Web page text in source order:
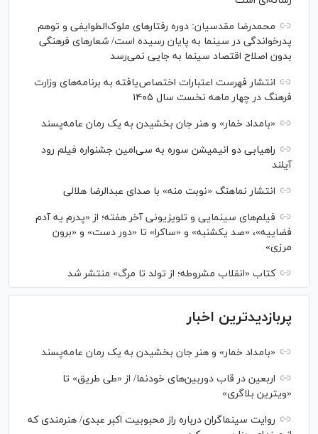
محمدرضا مقدسیان: دوره رفتارهای ملوک‌الطوایفی و توهم
پدرخواندگی در سینما به پایان رسیده است/ شعارهای فرهنگی
بدون اصلاح اقتصاد سینما به جایی نمی‌رسد
انتشار فهرست اعتبارات اختصاص‌یافته به برنامه‌های وزارت
فرهنگ در چهار ماهه نخست سال ۱۴۰۵
«بامداد خمار» و هنر جان بخشیدن به یک رمان عامه‌پسند
راهیابی دو انیمیشن سوره به سی‌امین جشنواره فیلم رود
آیلند
انتشار نماهنگ «نوبت منه» با صدای عبدالرضا هلالی
فیلم‌های سینمایی و تلویزیونی آخر هفته؛ از «پدرم یه آدم
فضاییه»، «صد یکشنبه» و «ساکرا» تا «دور دست» و «برون
مرزی»
کتاب «انقلاب مشروطه؛ از تولد تا مرگ» منتشر شد
پربازدیدترین اخبار
«بامداد خمار» و هنر جان بخشیدن به یک رمان عامه‌پسند
اربعین در قاب دوربین‌های خودنما/ از «طی طریق» تا
«ویترین بلاگری»
روایت سینماگران درباره راز محبوبیت اکبر عبدی/ هنرمندی که